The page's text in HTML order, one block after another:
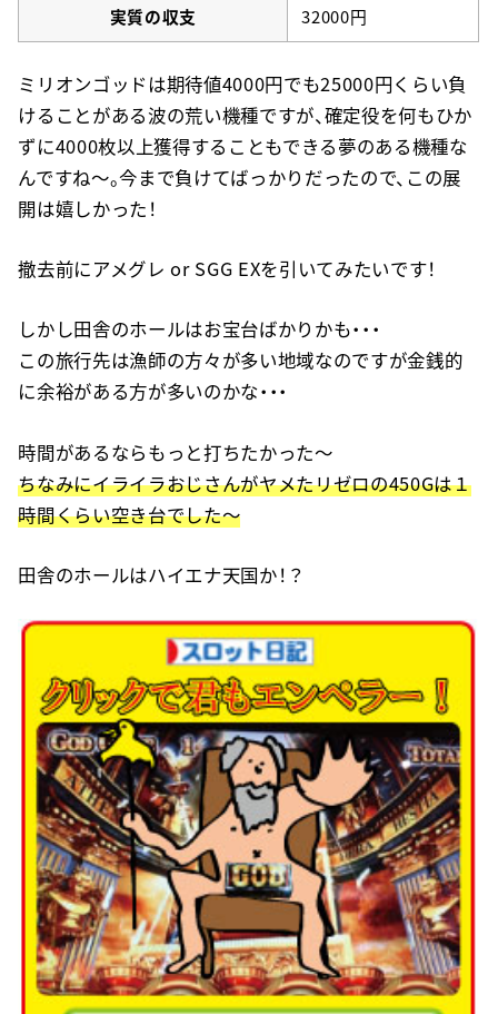
実質の収支 32000円
ミリオンゴッドは期待値4000円でも25000円くらい負
けることがある波の荒い機種ですが、確定役を何もひか
ずに4000枚以上獲得することもできる夢のある機種な
んですね〜。今まで負けてばっかりだったので、この展
開は嬉しかった！
撤去前にアメグレ or SGG EXを引いてみたいです！
しかし田舎のホールはお宝台ばかりかも・・・
この旅行先は漁師の方々が多い地域なのですが金銭的
に余裕がある方が多いのかな・・・
時間があるならもっと打ちたかった〜
ちなみにイライラおじさんがヤメたリゼロの450Gは１
時間くらい空き台でした〜
田舎のホールはハイエナ天国か！？